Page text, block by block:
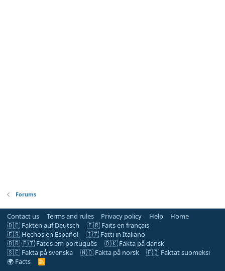
Forums
Contact us Terms and rules Privacy policy Help
Home
🇩🇪 Fakten auf Deutsch
🇫🇷 Faits en français
🇪🇸 Hechos en Español
🇮🇹 Fatti in Italiano
🇧🇷 🇵🇹 Fatos em português
🇩🇰 Fakta på dansk
🇸🇪 Fakta på svenska
🇳🇴 Fakta på norsk
🇫🇮 Faktat suomeksi
🌍 Facts
R